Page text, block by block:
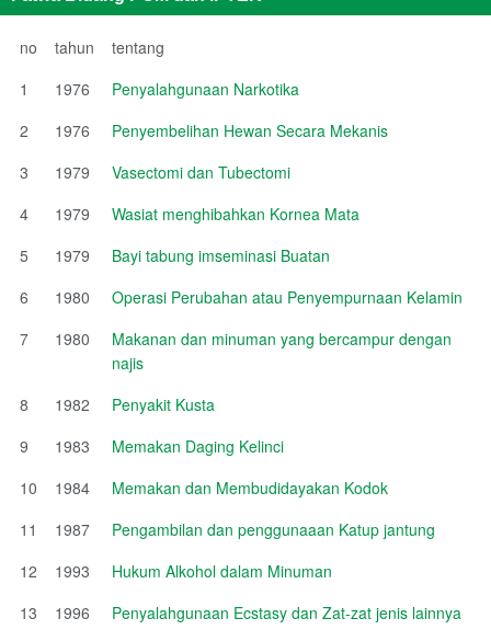
no tahun
tentang
1
1976
Penyalahgunaan Narkotika
2
1976
Penyembelihan Hewan Secara Mekanis
3
1979
Vasectomi dan Tubectomi
4
1979
Wasiat menghibahkan Kornea Mata
5
1979
Bayi tabung imseminasi Buatan
6
1980
Operasi Perubahan atau Penyempurnaan Kelamin
7
1980
Makanan dan minuman yang bercampur dengan
najis
8
1982
Penyakit Kusta
9
1983
Memakan Daging Kelinci
10
1984
Memakan dan Membudidayakan Kodok
11
1987
Pengambilan dan penggunaaan Katup jantung
12
1993
Hukum Alkohol dalam Minuman
13
1996
Penyalahgunaan Ecstasy dan Zat-zat jenis lainnya